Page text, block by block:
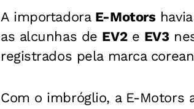
A importadora E-Motors
as alcunhas de EV2e EV3
registrados pela marca
Com o imbróglio, a E-Motors